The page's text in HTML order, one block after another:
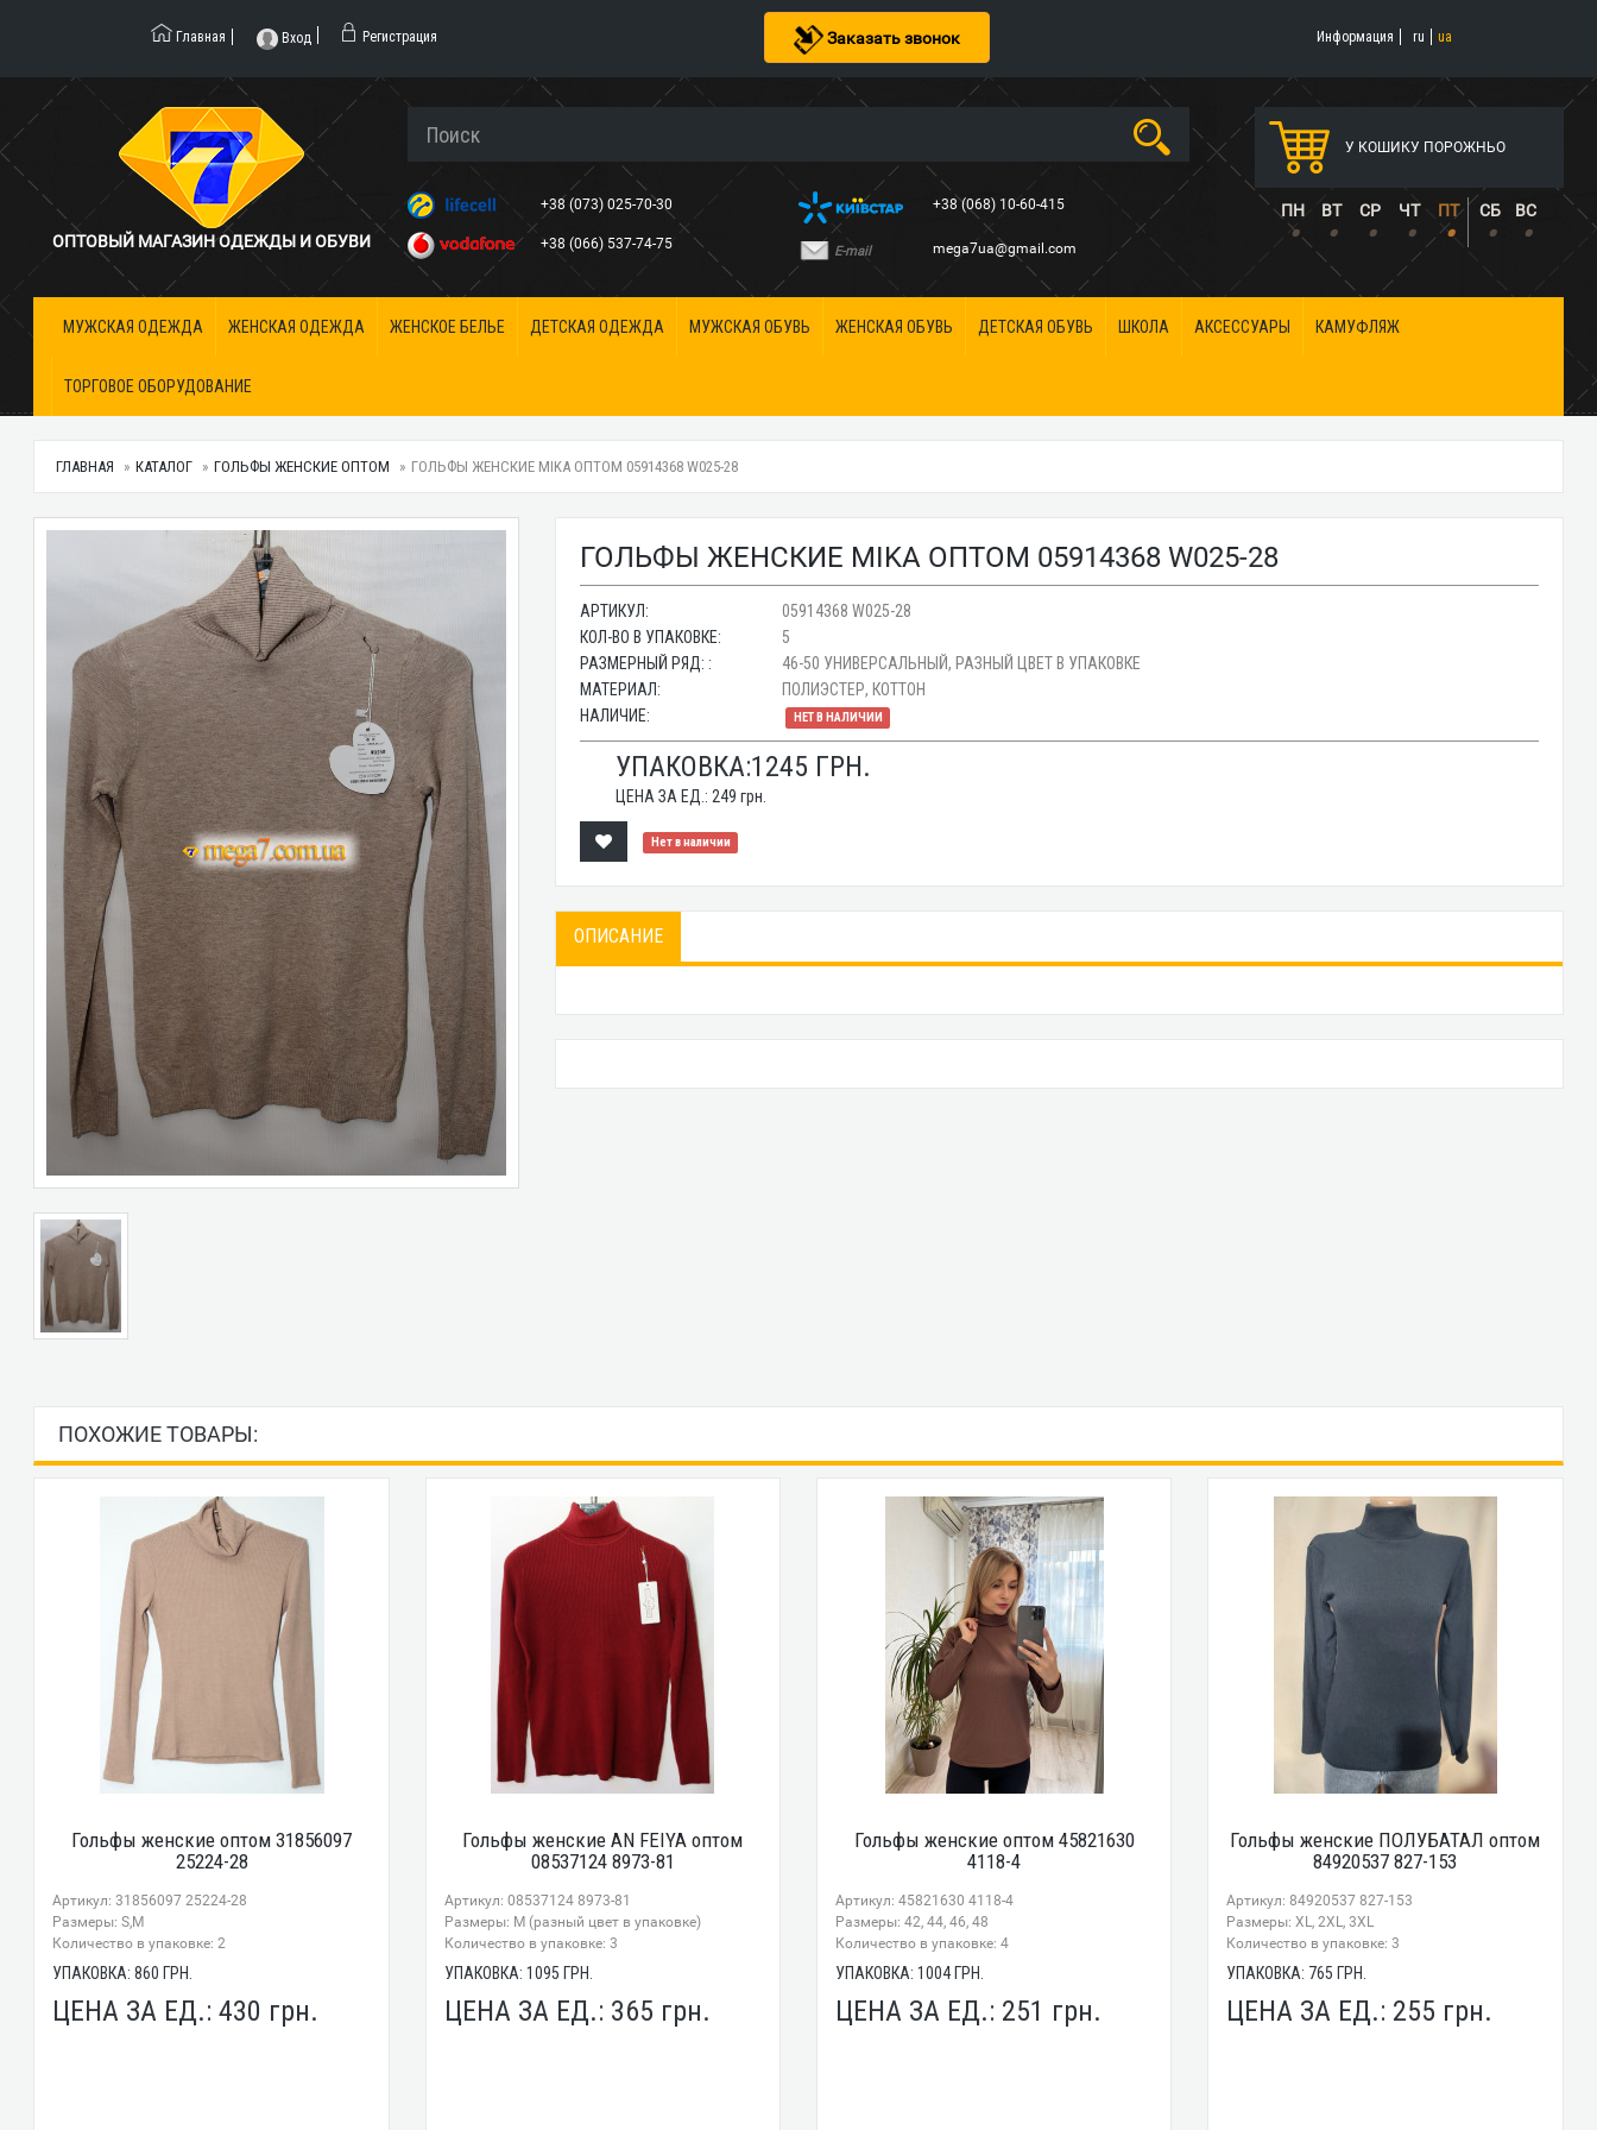
Заказать звонок
Главная Вход Регистрация Информация ru ua
ОПТОВЫЙ МАГАЗИН ОДЕЖДЫ И ОБУВИ
+38 (073) 025-70-30
+38 (066) 537-74-75
+38 (068) 10-60-415
E-mail mega7ua@gmail.com
У КОШИКУ ПОРОЖНЬО
ПН ВТ СР ЧТ ПТ СБ ВС
• • • • • • •
МУЖСКАЯ ОДЕЖДА ЖЕНСКАЯ ОДЕЖДА ЖЕНСКОЕ БЕЛЬЕ ДЕТСКАЯ ОДЕЖДА МУЖСКАЯ ОБУВЬ ЖЕНСКАЯ ОБУВЬ ДЕТСКАЯ ОБУВЬ ШКОЛА АКСЕССУАРЫ КАМУФЛЯЖ
ТОРГОВОЕ ОБОРУДОВАНИЕ
ГЛАВНАЯ КАТАЛОГ ГОЛЬФЫ ЖЕНСКИЕ ОПТОМ ГОЛЬФЫ ЖЕНСКИЕ MIKA ОПТОМ 05914368 W025-28
ГОЛЬФЫ ЖЕНСКИЕ MIKA ОПТОМ 05914368 W025-28
АРТИКУЛ:
05914368 W025-28
КОЛ-ВО В УПАКОВКЕ:
5
РАЗМЕРНЫЙ РЯД: :
46-50 УНИВЕРСАЛЬНЫЙ, РАЗНЫЙ ЦВЕТ В УПАКОВКЕ
МАТЕРИАЛ:
ПОЛИЭСТЕР, КОТТОН
НАЛИЧИЕ:
НЕТ В НАЛИЧИИ
УПАКОВКА:1245 ГРН.
ЦЕНА ЗА ЕД.: 249 грн.
Нет в наличии
ОПИСАНИЕ
ПОХОЖИЕ ТОВАРЫ:
Гольфы женские оптом 31856097
25224-28
Артикул: 31856097 25224-28
Размеры: S,M
Количество в упаковке: 2
УПАКОВКА:860 ГРН.
ЦЕНА ЗА ЕД.:430 грн.
Гольфы женские AN FEIYA оптом
08537124 8973-81
Артикул: 08537124 8973-81
Размеры: M (разный цвет в упаковке)
Количество в упаковке: 3
УПАКОВКА: 1095 ГРН.
ЦЕНА ЗА ЕД.: 365 грн.
Гольфы женские оптом 45821630
4118-4
Артикул: 45821630 4118-4
Размеры: 42, 44, 46, 48
Количество в упаковке: 4
УПАКОВКА: 1004 ГРН.
ЦЕНА ЗА ЕД.: 251 грн.
Гольфы женские ПОЛУБАТАЛ оптом
84920537 827-153
Артикул: 84920537 827-153
Размеры: XL, 2XL, 3XL
Количество в упаковке: 3
УПАКОВКА: 765 ГРН.
ЦЕНА ЗА ЕД.: 255 грн.